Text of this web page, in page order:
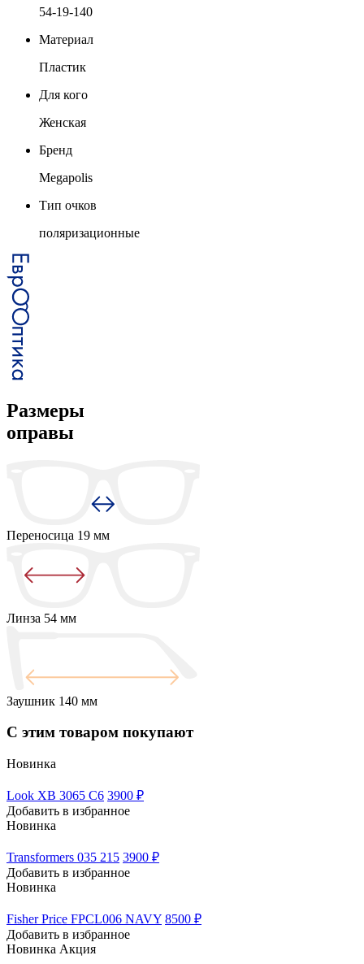
54-19-140
Материал
Пластик
Для кого
Женская
Бренд
Megapolis
Тип очков
поляризационные
Размеры
оправы
Переносица 19 мм
Линза 54 мм
Заушник 140 мм
С этим товаром покупают
Новинка
Look XB 3065 C6 3900 ₽
Добавить в избранное
Новинка
Transformers 035 215 3900 ₽
Добавить в избранное
Новинка
Fisher Price FPCL006 NAVY 8500 ₽
Добавить в избранное
Новинка Акция